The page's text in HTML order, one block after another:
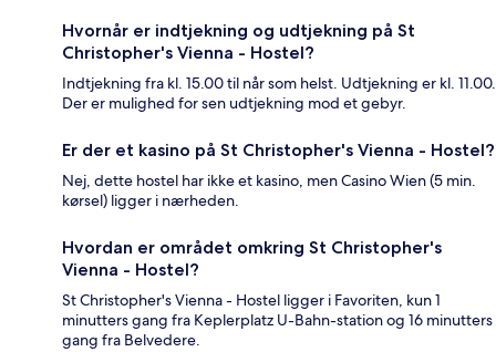
Hvornår er indtjekning og udtjekning på St
Christopher's Vienna - Hostel?
Indtjekning fra kl. 15.00 til når som helst. Udtjekning er kl. 11.00.
Der er mulighed for sen udtjekning mod et gebyr.
Er der et kasino på St Christopher's Vienna - Hostel?
Nej, dette hostel har ikke et kasino, men Casino Wien (5 min.
kørsel) ligger i nærheden.
Hvordan er området omkring St Christopher's
Vienna - Hostel?
St Christopher's Vienna - Hostel ligger i Favoriten, kun 1
minutters gang fra Keplerplatz U-Bahn-station og 16 minutters
gang fra Belvedere.